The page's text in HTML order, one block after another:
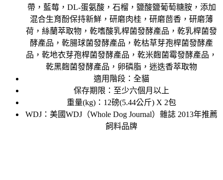
帶，藍莓，DL-蛋氨酸，石榴，鹽酸鹽葡萄糖胺，添加
混合生育酚保持新鮮，研磨肉桂，研磨茴香，研磨薄
荷，絲蘭萃取物，乾嗜酸乳桿菌發酵產品，乾乳桿菌發
酵產品，乾腸球菌發酵產品，乾枯草芽孢桿菌發酵產
品，乾地衣芽孢桿菌發酵產品，乾米麴菌霉發酵產品，
乾黑麴菌發酵產品，卵磷脂，迷迭香萃取物
適用階段：全貓
保存期限：至少六個月以上
重量(kg)：12磅(5.44公斤) X 2包
WDJ：美國WDJ（Whole Dog Journal）雜誌 2013年推薦
飼料品牌